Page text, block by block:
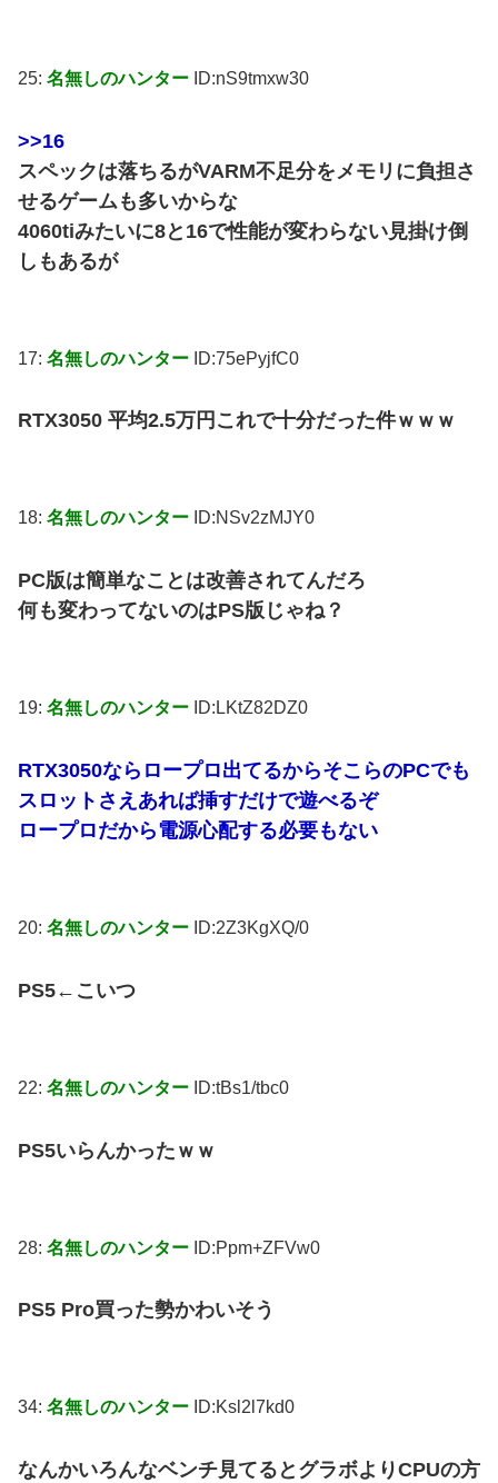
25: 名無しのハンター ID:nS9tmxw30
>>16
スペックは落ちるがVARM不足分をメモリに負担さ
せるゲームも多いからな
4060tiみたいに8と16で性能が変わらない見掛け倒
しもあるが
17: 名無しのハンター ID:75ePyjfC0
RTX3050 平均2.5万円これで十分だった件ｗｗｗ
18: 名無しのハンター ID:NSv2zMJY0
PC版は簡単なことは改善されてんだろ
何も変わってないのはPS版じゃね？
19: 名無しのハンター ID:LKtZ82DZ0
RTX3050ならロープロ出てるからそこらのPCでも
スロットさえあれば挿すだけで遊べるぞ
ロープロだから電源心配する必要もない
20: 名無しのハンター ID:2Z3KgXQ/0
PS5←こいつ
22: 名無しのハンター ID:tBs1/tbc0
PS5いらんかったｗｗ
28: 名無しのハンター ID:Ppm+ZFVw0
PS5 Pro買った勢かわいそう
34: 名無しのハンター ID:Ksl2l7kd0
なんかいろんなベンチ見てるとグラボよりCPUの方